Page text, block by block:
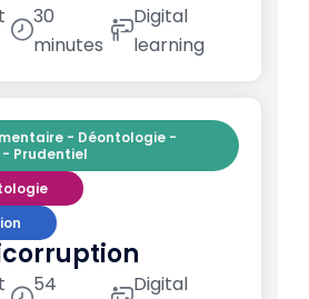
30
minutes
Digital
learning
- Déontologie -
Prudentiel
54
Digital